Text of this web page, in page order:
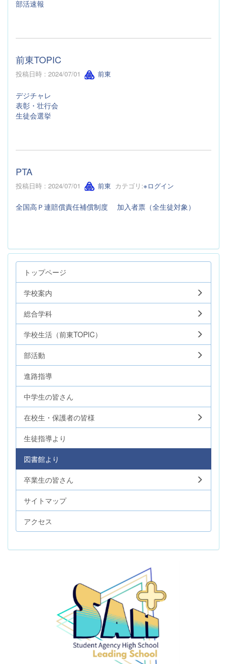
部活速報
前東TOPIC
投稿日時 : 2024/07/01 前東
デジチャレ
表彰・壮行会
生徒会選挙
PTA
投稿日時 : 2024/07/01 前東 カテゴリ:※ログイン
全国高Ｐ連賠償責任補償制度 加入者票（全生徒対象）
トップページ
学校案内
総合学科
学校生活（前東TOPIC）
部活動
進路指導
中学生の皆さん
在校生・保護者の皆様
生徒指導より
図書館より
卒業生の皆さん
サイトマップ
アクセス